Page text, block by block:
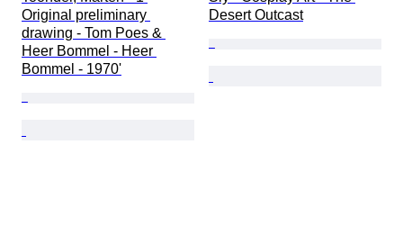
Original preliminary
drawing - Tom Poes &
Heer Bommel - Heer
Bommel - 1970'
Desert Outcast